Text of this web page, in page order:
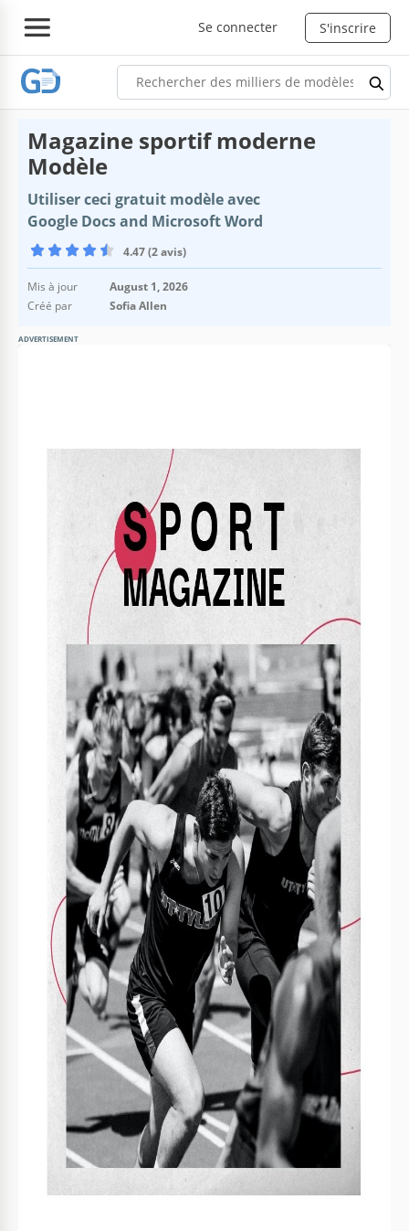
Se connecter S'inscrire
Magazine sportif moderne
Modèle
Utiliser ceci gratuit modèle avec
Google Docs and Microsoft Word
4.47 (2 avis)
Mis à jour
August 1, 2026
Créé par
Sofia Allen
ADVERTISEMENT